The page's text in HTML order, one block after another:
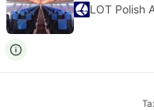
LOT Polish